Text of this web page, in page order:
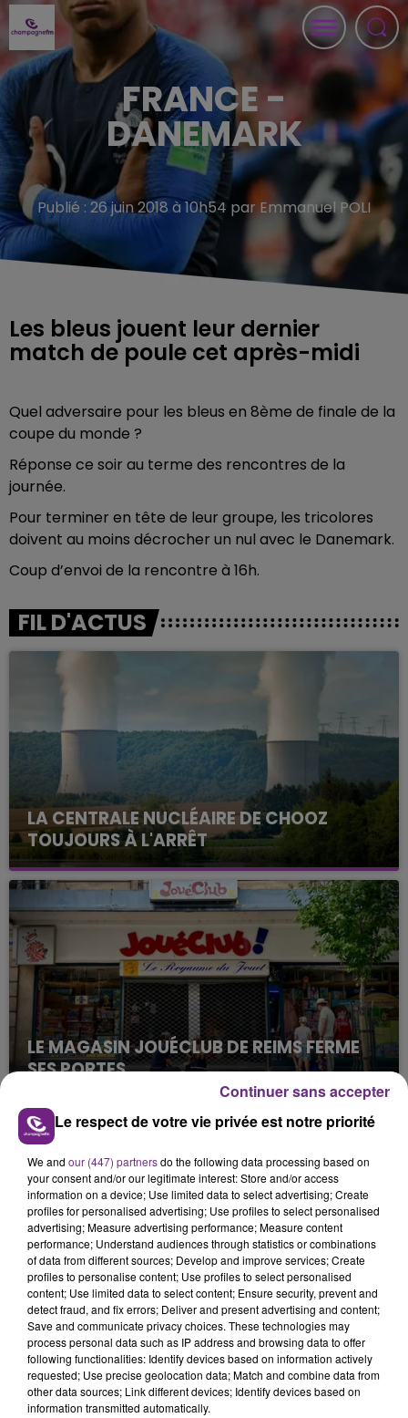
FRANCE -
DANEMARK
Publié : 26 juin 2018 à 10h54 par Emmanuel POLI
Les bleus jouent leur dernier
match de poule cet après-midi
Quel adversaire pour les bleus en 8ème de finale de la
coupe du monde ?
Réponse ce soir au terme des rencontres de la
journée.
Pour terminer en tête de leur groupe, les tricolores
doivent au moins décrocher un nul avec le Danemark.
Coup d’envoi de la rencontre à 16h.
FIL D'ACTUS
LA CENTRALE NUCLÉAIRE DE CHOOZ
TOUJOURS À L'ARRÊT
Cela fait déjà une semaine que la centrale
nucléaire ardennaise est à l'arrêt. Une situation
justifiée par la sécheresse intense qui est toujours
présente.
LE MAGASIN JOUÉCLUB DE REIMS FERME
SES PORTES
C'était l'une des institutions du centre-ville
rémois. Le magasin JouéClub est contraint de
fermer ses portes.
TITRES DIFFUSÉS
17h25
17h25
MUSE
Nightshift Superstar
17h22
17h22
CRAIG DAVID
Le respect de votre vie privée est notre priorité
We and our (447) partnersdo the following data processing based on
your consent and/or our legitimate interest: Store and/or access
information on a device; Use limited data to select advertising; Create
profiles for personalised advertising; Use profiles to select personalised
advertising; Measure advertising performance; Measure content
performance; Understand audiences through statistics or combinations
of data from different sources; Develop and improve services; Create
profiles to personalise content; Use profiles to select personalised
content; Use limited data to select content; Ensure security, prevent and
detect fraud, and fix errors; Deliver and present advertising and content;
Save and communicate privacy choices. These technologies may
process personal data such as IP address and browsing data to offer
following functionalities: Identify devices based on information actively
requested; Use precise geolocation data; Match and combine data from
other data sources; Link different devices; Identify devices based on
information transmitted automatically.
Continuer sans accepter